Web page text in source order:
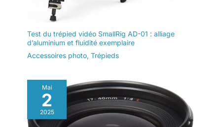
Test du trépied vidéo SmallRig AD-01 : alliage
d’aluminium et fluidité exemplaire
Accessoires photo, Trépieds
Mai
2
2025